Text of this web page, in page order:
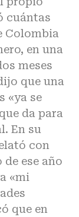
cuántas
Colombia
en una
meses
que una
«ya se
da para
En su
con
de ese año
«mi
que en